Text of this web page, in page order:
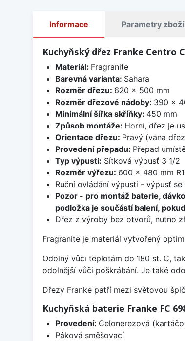
Informace Parametry zboží
Kuchyňský dřez Franke Centro
Materiál: Fragranite
Barevná varianta: Sahara
Rozměr dřezu: 620 x 500 mm
Rozměr dřezové nádoby: 390 x
Minimální šířka skříňky: 450 mm
Způsob montáže: Horní, dřez je
Orientace dřezu: Pravý (vana
Provedení přepadu: Přepad
Typ výpusti: Sítková výpusť 3 1/2
Rozměr výřezu: 600 x 480 mm
Ruční ovládání výpusti - výpusť
Pozor - pro montáž baterie,
podložka je součástí balení,
Dřez z výroby bez otvorů, nutno
Fragranite je materiál vytvořený
Odolný vůči teplotám do 180 st. C,
odolnější vůči poškrábání. Je také
Dřezy Franke patří mezi světovou
Kuchyňská baterie Franke FC
Provedení: Celonerezová
Páková směšovací